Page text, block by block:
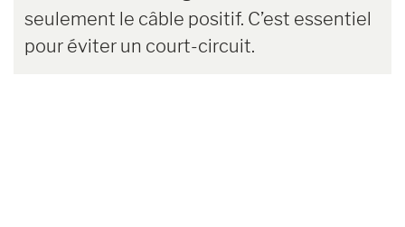
seulement le câble positif. C’est essentiel
pour éviter un court-circuit.